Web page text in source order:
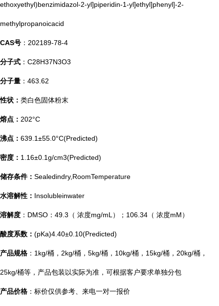
ethoxyethyl)benzimidazol-2-yl]piperidin-1-yl]ethyl]phenyl]-2-
methylpropanoicacid
CAS号 ：202189-78-4
分子式 ：C28H37N3O3
分子量 ：463.62
性状： 类白色固体粉末
熔点： 202°C
沸点： 639.1±55.0°C(Predicted)
密度： 1.16±0.1g/cm3(Predicted)
储存条件： Sealedindry,RoomTemperature
水溶解性： Insolubleinwater
溶解度 ：DMSO：49.3（ 浓度mg/mL）；106.34（ 浓度mM）
酸度系数： (pKa)4.40±0.10(Predicted)
产品规格 ：1kg/桶，2kg/桶，5kg/桶，10kg/桶，15kg/桶，20kg/桶，
25kg/桶等，产品包装以实际为准，可根据客户要求单独分包
产品价格 ：标价仅供参考、来电一对一报价